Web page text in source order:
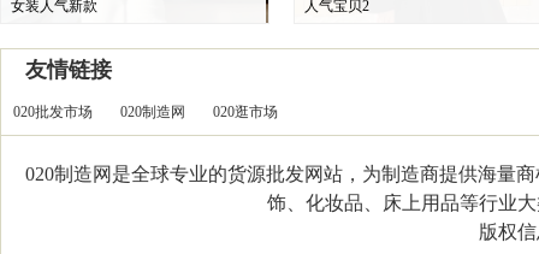
女装人气新款 人气宝贝2
友情链接
020批发市场 020制造网 020逛市场
020制造网是全球专业的货源批发网站，为制造商提供海量
饰、化妆品、床上用品等行业
版权信